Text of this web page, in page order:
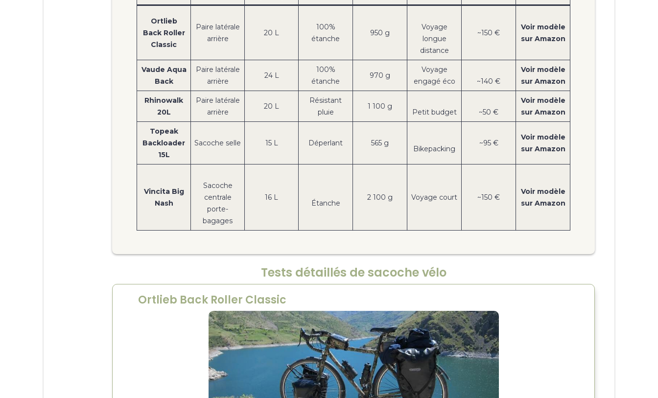
Ortlieb
Back Roller
Classic
Paire latérale
arrière
20 L
100%
étanche
950 g
Voyage
longue
distance
~150 €
Voir modèle
sur Amazon
Vaude Aqua
Back
Paire latérale
arrière
24 L
100%
étanche
970 g
Voyage
engagé éco
~140 €
Voir modèle
sur Amazon
Rhinowalk
20L
Paire latérale
arrière
20 L
Résistant
pluie
1 100 g
Petit budget ~50 €
Voir modèle
sur Amazon
Topeak
Backloader
15L
Sacoche selle 15 L Déperlant 565 g
Bikepacking
~95 €
Voir modèle
sur Amazon
Vincita Big
Nash
Sacoche
centrale
porte-
bagages
16 L
Étanche
2 100 g Voyage court ~150 €
Voir modèle
sur Amazon
Tests détaillés de sacoche vélo
Ortlieb Back Roller Classic